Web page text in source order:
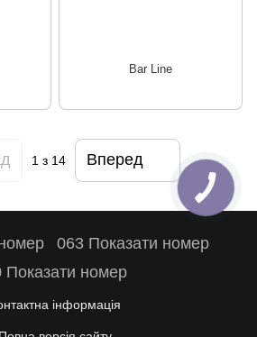
Bar Line
1 з 14 Вперед
063 Показати номер
Показати номер
інформація